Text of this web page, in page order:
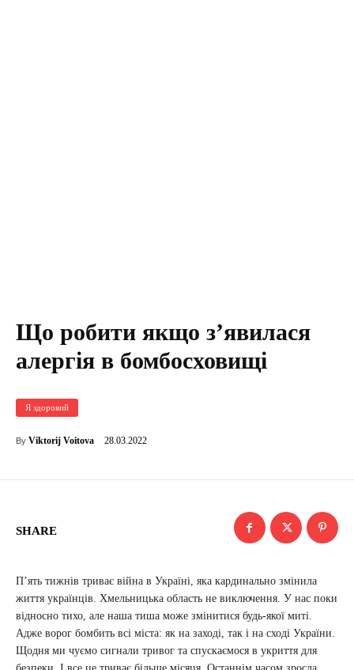
Що робити якщо з’явилася
алергія в бомбосховищі
Я здоровий
By Viktorij Voitova 28.03.2022
SHARE
П’ять тижнів триває війна в Україні, яка кардинально змінила
життя українців. Хмельницька область не виключення. У нас поки
відносно тихо, але наша тиша може змінитися будь-якої миті.
Адже ворог бомбить всі міста: як на заході, так і на сході України.
Щодня ми чуємо сигнали тривог та спускаємося в укриття для